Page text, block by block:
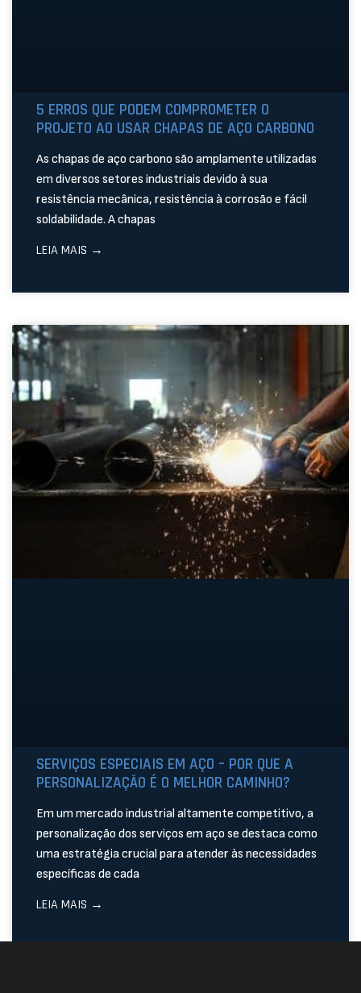
5 ERROS QUE PODEM COMPROMETER O
PROJETO AO USAR CHAPAS DE AÇO CARBONO
As chapas de aço carbono são amplamente utilizadas
em diversos setores industriais devido à sua
resistência mecânica, resistência à corrosão e fácil
soldabilidade. A chapas
LEIA MAIS →
SERVIÇOS ESPECIAIS EM AÇO – POR QUE A
PERSONALIZAÇÃO É O MELHOR CAMINHO?
Em um mercado industrial altamente competitivo, a
personalização dos serviços em aço se destaca como
uma estratégia crucial para atender às necessidades
específicas de cada
LEIA MAIS →